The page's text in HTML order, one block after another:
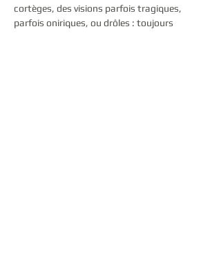
cortèges, des visions parfois tragiques,
parfois oniriques, ou drôles : toujours